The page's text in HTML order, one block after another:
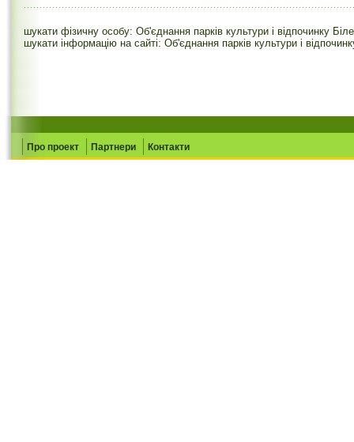
шукати фізичну особу: Об'єднання парків культури і відпочинку
шукати інформацію на сайті: Об'єднання парків культури і
Про проект Партнери Контакти